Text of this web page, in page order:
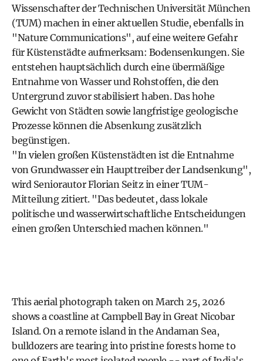
Wissenschafter der Technischen Universität München
(TUM) machen in einer aktuellen Studie, ebenfalls in
"Nature Communications", auf eine weitere Gefahr
für Küstenstädte aufmerksam: Bodensenkungen. Sie
entstehen hauptsächlich durch eine übermäßige
Entnahme von Wasser und Rohstoffen, die den
Untergrund zuvor stabilisiert haben. Das hohe
Gewicht von Städten sowie langfristige geologische
Prozesse können die Absenkung zusätzlich
begünstigen.
"In vielen großen Küstenstädten ist die Entnahme
von Grundwasser ein Haupttreiber der Landsenkung",
wird Seniorautor Florian Seitz in einer TUM-
Mitteilung zitiert. "Das bedeutet, dass lokale
politische und wasserwirtschaftliche Entscheidungen
einen großen Unterschied machen können."
This aerial photograph taken on March 25, 2026
shows a coastline at Campbell Bay in Great Nicobar
Island. On a remote island in the Andaman Sea,
bulldozers are tearing into pristine forests home to